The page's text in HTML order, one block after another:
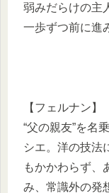
弱みだらけの主
一歩ずつ前に進
【フェルナン】
“父の親友”を名
シエ。洋の技法
もかかわらず、
み、常識外の発